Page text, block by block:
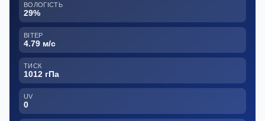
ВОЛОГІСТЬ
29%
ВІТЕР
4.79 м/с
ТИСК
1012 гПа
UV
0